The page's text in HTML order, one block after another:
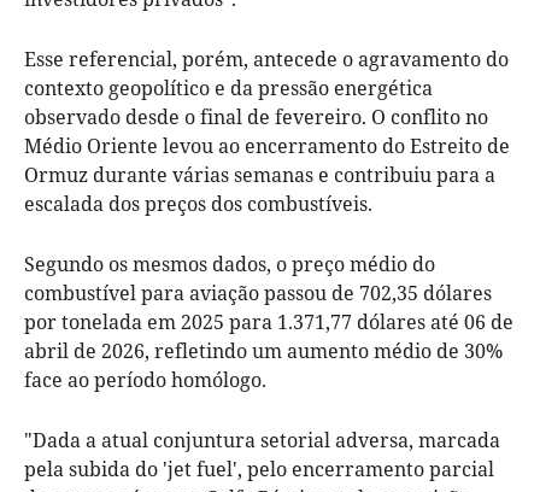
Esse referencial, porém, antecede o agravamento do
contexto geopolítico e da pressão energética
observado desde o final de fevereiro. O conflito no
Médio Oriente levou ao encerramento do Estreito de
Ormuz durante várias semanas e contribuiu para a
escalada dos preços dos combustíveis.
Segundo os mesmos dados, o preço médio do
combustível para aviação passou de 702,35 dólares
por tonelada em 2025 para 1.371,77 dólares até 06 de
abril de 2026, refletindo um aumento médio de 30%
face ao período homólogo.
"Dada a atual conjuntura setorial adversa, marcada
pela subida do 'jet fuel', pelo encerramento parcial